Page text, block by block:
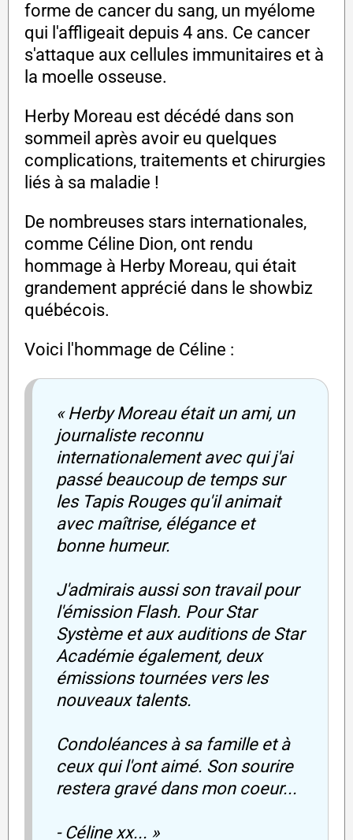
forme de cancer du sang, un myélome
qui l'affligeait depuis 4 ans. Ce cancer
s'attaque aux cellules immunitaires et à
la moelle osseuse.
Herby Moreau est décédé dans son
sommeil après avoir eu quelques
complications, traitements et chirurgies
liés à sa maladie !
De nombreuses stars internationales,
comme Céline Dion, ont rendu
hommage à Herby Moreau, qui était
grandement apprécié dans le showbiz
québécois.
Voici l'hommage de Céline :
« Herby Moreau était un ami, un
journaliste reconnu
internationalement avec qui j'ai
passé beaucoup de temps sur
les Tapis Rouges qu'il animait
avec maîtrise, élégance et
bonne humeur.
J'admirais aussi son travail pour
l'émission Flash. Pour Star
Système et aux auditions de Star
Académie également, deux
émissions tournées vers les
nouveaux talents.
Condoléances à sa famille et à
ceux qui l'ont aimé. Son sourire
restera gravé dans mon coeur...
- Céline xx... »